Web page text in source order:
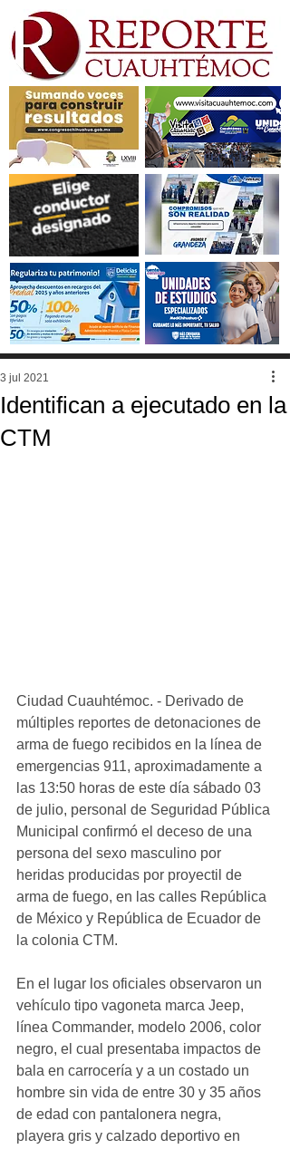
Identifican a ejecutado en la
CTM
3 jul 2021
Ciudad Cuauhtémoc. - Derivado de
múltiples reportes de detonaciones de
arma de fuego recibidos en la línea de
emergencias 911, aproximadamente a
las 13:50 horas de este día sábado 03
de julio, personal de Seguridad Pública
Municipal confirmó el deceso de una
persona del sexo masculino por
heridas producidas por proyectil de
arma de fuego, en las calles República
de México y República de Ecuador de
la colonia CTM.
En el lugar los oficiales observaron un
vehículo tipo vagoneta marca Jeep,
línea Commander, modelo 2006, color
negro, el cual presentaba impactos de
bala en carrocería y a un costado un
hombre sin vida de entre 30 y 35 años
de edad con pantalonera negra,
playera gris y calzado deportivo en